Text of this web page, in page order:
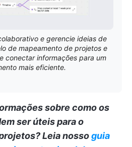
e gerencie ideias de
de mapeamento de projetos e
conectar informações para um
mais eficiente.
sobre como os
ser úteis para o
Leia nossoguia